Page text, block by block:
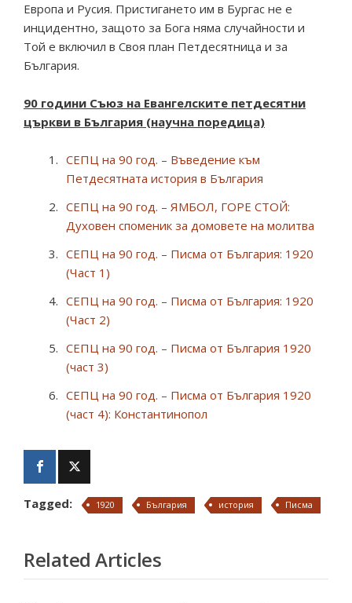
Европа и Русия. Пристигането им в Бургас не е
инцидентно, защото за Бога няма случайности и
Той е включил в Своя план Петдесятница и за
България.
90 години Съюз на Евангелските петдесятни
църкви в България (научна поредица)
СЕПЦ на 90 год. – Въведение към
Петдесятната история в България
СЕПЦ на 90 год. – ЯМБОЛ, ГОРЕ СТОЙ:
Духовен споменик за домовете на молитва
СЕПЦ на 90 год. – Писма от България: 1920
(Част 1)
СЕПЦ на 90 год. – Писма от България: 1920
(Част 2)
СЕПЦ на 90 год. – Писма от България 1920
(част 3)
СЕПЦ на 90 год. – Писма от България 1920
(част 4): Константинопол
Tagged: 1920 България история Писма
Related Articles